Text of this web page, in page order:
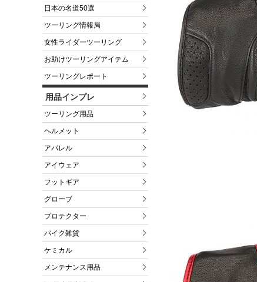
日本の名道50選
ツーリング情報局
女性ライダーツーリング
お助けツーリングアイテム
ツーリングレポート
用品インプレ
ツーリング用品
ヘルメット
アパレル
アイウェア
フットギア
グローブ
プロテクター
バイク雑貨
ケミカル
メンテナンス用品